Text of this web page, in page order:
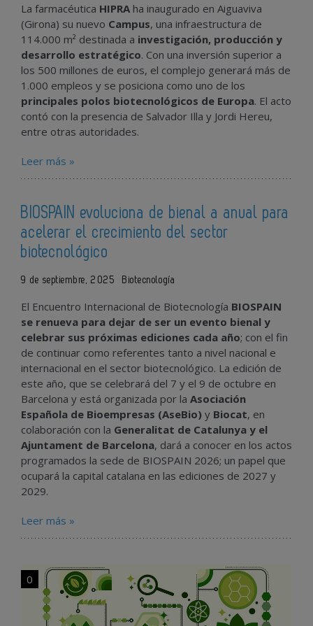
La farmacéutica HIPRA ha inaugurado en Aiguaviva
(Girona) su nuevo Campus, una infraestructura de
114.000 m² destinada a investigación, producción y
desarrollo estratégico. Con una inversión superior a
los 500 millones de euros, el complejo generará más de
1.000 empleos y se posiciona como uno de los
principales polos biotecnológicos de Europa. El acto
contó con la presencia de Salvador Illa y Jordi Hereu,
entre otras autoridades.
Leer más »
BIOSPAIN evoluciona de bienal a anual para
acelerar el crecimiento del sector
biotecnológico
9 de septiembre, 2025 Biotecnología
El Encuentro Internacional de Biotecnología BIOSPAIN
se renueva para dejar de ser un evento bienal y
celebrar sus próximas ediciones cada año; con el fin
de continuar como referentes tanto a nivel nacional e
internacional en el sector biotecnológico. La edición de
este año, que se celebrará del 7 y el 9 de octubre en
Barcelona y está organizada por la Asociación
Española de Bioempresas (AseBio) y Biocat, en
colaboración con la Generalitat de Catalunya y el
Ajuntament de Barcelona, dará a conocer en los actos
programados la sede de BIOSPAIN 2026; un papel que
ocupará la capital catalana en las ediciones de 2027 y
2029.
Leer más »
0